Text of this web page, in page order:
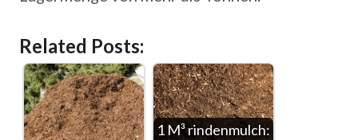
Related Posts:
1 M³ rindenmulch: